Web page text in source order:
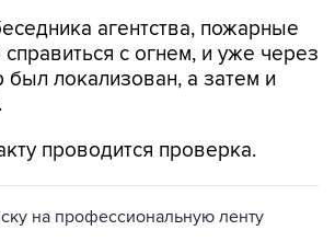
агентства, пожарные
с огнем, и уже через
был локализован, а затем и
проводится проверка.
на профессиональную ленту